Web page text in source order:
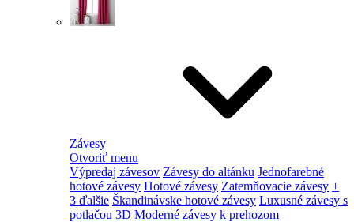
Závesy
Otvoriť menu
Výpredaj závesov Závesy do altánku Jednofarebné
hotové závesy Hotové závesy Zatemňovacie závesy +
3 ďalšie Škandinávske hotové závesy Luxusné závesy s
potlačou 3D Moderné závesy k prehozom